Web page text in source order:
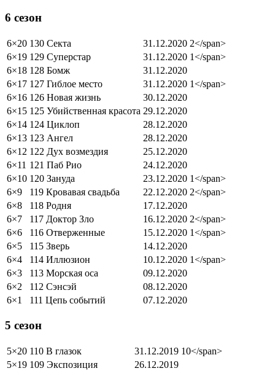
6 сезон
6×20 130 Секта 31.12.2020 2</span>
6×19 129 Суперстар 31.12.2020 1</span>
6×18 128 Бомж
31.12.2020
6×17 127 Гиблое место 31.12.2020 1</span>
6×16 126 Новая жизнь
30.12.2020
6×15 125 Убийственная красота 29.12.2020
6×14 124 Циклоп
28.12.2020
6×13 123 Ангел
28.12.2020
6×12 122 Дух возмездия
25.12.2020
6×11 121 Паб Рио
24.12.2020
6×10 120 Зануда 23.12.2020 1</span>
6×9
119 Кровавая свадьба 22.12.2020 2</span>
6×8
118 Родня
17.12.2020
6×7
117 Доктор Зло 16.12.2020 2</span>
6×6
116 Отверженные 15.12.2020 1</span>
6×5
115 Зверь
14.12.2020
6×4
114 Иллюзион 10.12.2020 1</span>
6×3
113 Морская оса
09.12.2020
6×2
112 Сэнсэй
08.12.2020
6×1
111 Цепь событий 07.12.2020
5 сезон
5×20 110 В глазок 31.12.2019 10</span>
5×19 109 Экспозиция
26.12.2019